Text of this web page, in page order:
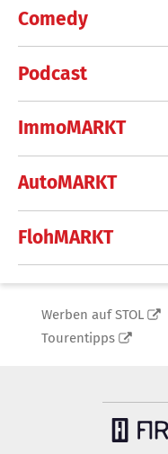
Comedy
Podcast
ImmoMARKT
AutoMARKT
FlohMARKT
Werben auf STOL
Tourentipps